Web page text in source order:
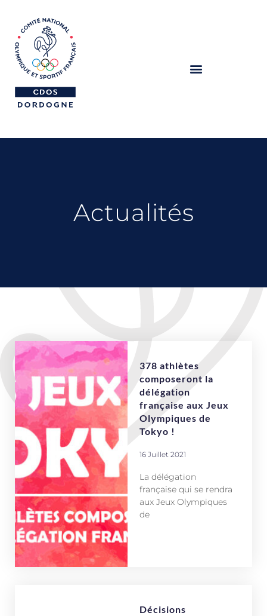
Actualités
378 athlètes
composeront la
délégation
française aux Jeux
Olympiques de
Tokyo !
16 Juillet 2021
La délégation
française qui se rendra
aux Jeux Olympiques
de
Décisions